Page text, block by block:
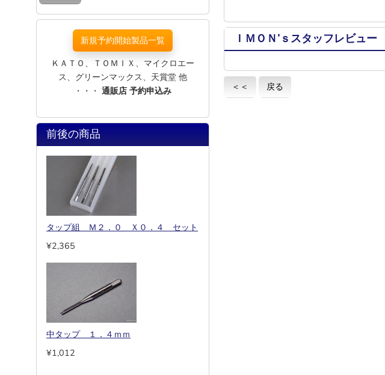
ＩＭＯＮ’ｓスタッフレビュー
＜＜ 戻る
新規予約開始製品一覧
ＫＡＴＯ、ＴＯＭＩＸ、マイクロエー
ス、グリーンマックス、天賞堂 他
・・・ 通販店 予約申込み
前後の商品
タップ組 Ｍ２．０ Ｘ０．４ セット
¥2,365
中タップ １．４ｍｍ
¥1,012